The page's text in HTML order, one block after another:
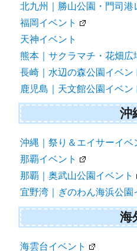
北九州｜勝山公園・門司港
福岡イベント
天神イベント
熊本｜サクラマチ・花畑広
長崎｜水辺の森公園イベン
鹿児島｜天文館公園イベン
沖
沖縄｜祭り＆エイサーイベ
那覇イベント
那覇｜奥武山公園イベント
宜野湾｜ぎのわん海浜公園
海
海雲台イベント